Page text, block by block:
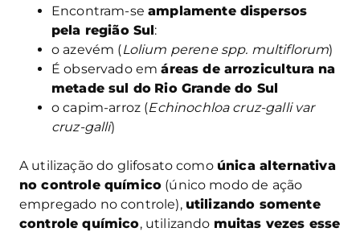
Encontram-seamplamente dispersos
pela região Sul:
o azevém (Lolium perene spp. multiflorum)
É observado emáreas de arrozicultura na
metade sul do Rio Grande do Sul
o capim-arroz (Echinochloa cruz-galli var
cruz-galli)
A utilização do glifosato como única alternativa
no controle químico (único modo de ação
empregado no controle), utilizando somente
controle químico, utilizando muitas vezes esse